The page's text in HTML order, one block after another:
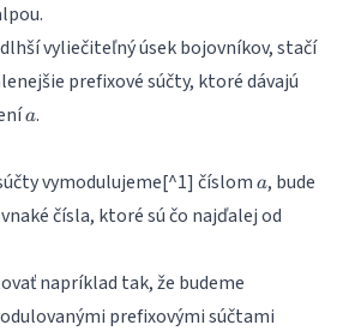
vyliečiteľný úsek bojovníkov, stačí
prefixové súčty, ktoré dávajú
a
a.
vymodulujeme[^1] číslom a
a, bude
čísla, ktoré sú čo najďalej od
napríklad tak, že budeme
prefixovými súčtami